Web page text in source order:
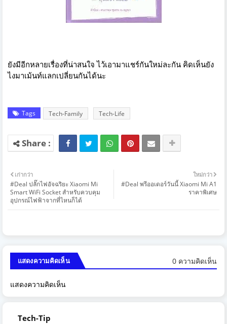
ยังมีอีกหลายเรื่องที่น่าสนใจ ไว้เอามาแชร์กันใหม่ละกัน คิดเห็นยัง
ไงมาเม้นท์แลกเปลี่ยนกันได้นะ
Tags Tech-Family Tech-Life
ใหม่กว่า
#Deal พรีออเดอร์วันนี้ Xiaomi Mi A1
ราคาพิเศษ
เก่ากว่า
#Deal ปลั๊กไฟอัจฉริยะ Xiaomi Mi
Smart WiFi Socket สำหรับควบคุม
อุปกรณ์ไฟฟ้าจากที่ไหนก็ได้
แสดงความคิดเห็น 0 ความคิดเห็น
แสดงความคิดเห็น
Tech-Tip